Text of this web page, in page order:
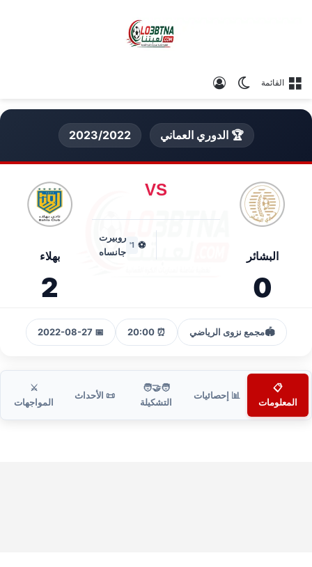
القائمة الوضع المظلم
🏆 الدوري العماني 2023/2022
البشائر
0
VS
⚽
1'
روبيرت
جانساه
بهلاء
2
🏟️مجمع نزوى الرياضي ⏰ 20:00
📅 2022-08-27
📋
المعلومات
📊 إحصائيات
🧑‍🤝‍🧑
التشكيلة
📜 الأحداث
⚔️
المواجهات